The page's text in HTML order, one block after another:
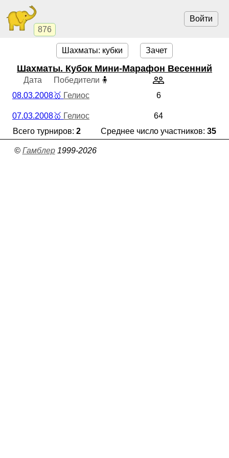
876
Войти
Шахматы: кубки Зачет
Шахматы. Кубок Мини-Марафон Весенний
Дата Победители 🧍
08.03.2008🥇 Гелиос 6
07.03.2008🥇 Гелиос
64
Всего турниров: 2 Среднее число участников: 35
© Гамблер1999-2026